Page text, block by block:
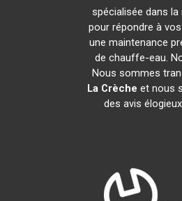
spécialisée dans
pour répondre à
une maintenance
de chauffe-eau.
Nous sommes
La Crèche et nous
des avis